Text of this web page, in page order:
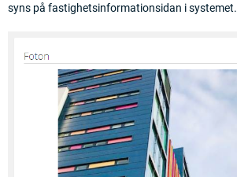
syns på fastighetsinformationsidan i systemet.